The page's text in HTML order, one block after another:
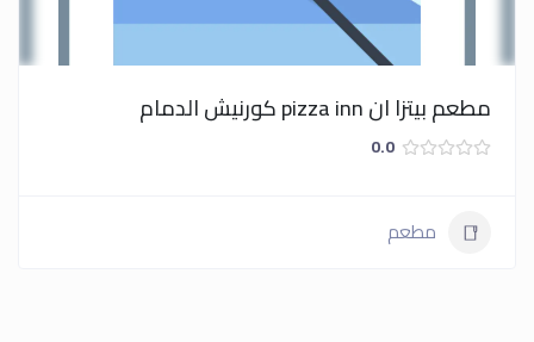
مطعم بيتزا ان pizza inn كورنيش الدمام
0.0
مطعم